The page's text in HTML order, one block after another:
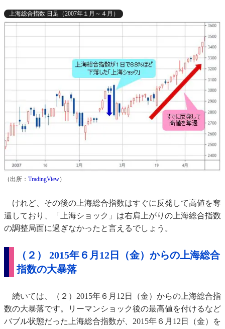
上海総合指数 日足（2007年１月～４月）
（出所： TradingView）
けれど、その後の上海総合指数はすぐに反発して高値を奪
還しており、「上海ショック」は右肩上がりの上海総合指数
の調整局面に過ぎなかったと言えるでしょう。
（２） 2015年６月12日（金）からの上海総合
指数の大暴落
続いては、（２）2015年６月12日（金）からの上海総合指
数の大暴落です。リーマンショック後の最高値を付けるなど
バブル状態だった上海総合指数が、2015年６月12日（金）を